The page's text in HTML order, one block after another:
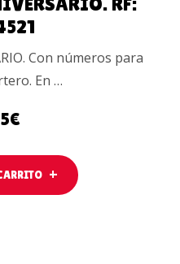
Con números para
En …
€